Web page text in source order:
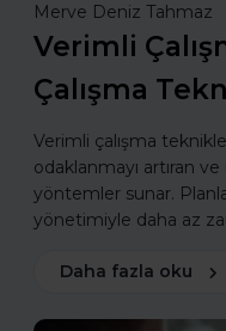
Merve Deniz Tahmaz
Verimli
Çalışma
Verimli çalışma
odaklanmayı artıran
yöntemler sunar.
yönetimiyle daha az
Daha fazla oku